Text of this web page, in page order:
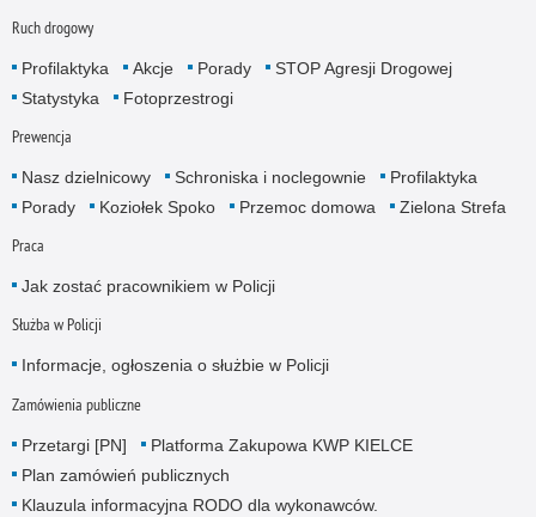
Ruch drogowy
Profilaktyka Akcje Porady
STOP Agresji Drogowej
Statystyka
Fotoprzestrogi
Prewencja
Nasz dzielnicowy Schroniska i noclegownie
Profilaktyka
Porady
Koziołek Spoko Przemoc domowa Zielona Strefa
Praca
Jak zostać pracownikiem w Policji
Służba w Policji
Informacje, ogłoszenia o służbie w Policji
Zamówienia publiczne
Przetargi [PN]
Platforma Zakupowa KWP KIELCE
Plan zamówień publicznych
Klauzula informacyjna RODO dla wykonawców.